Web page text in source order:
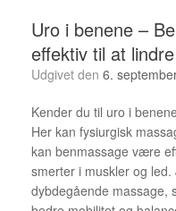
Uro i benene –
effektiv til at lindre
Udgivet den 6.
Kender du til uro i
Her kan fysiurgisk
kan benmassage være
smerter i muskler og
dybdegående massage,